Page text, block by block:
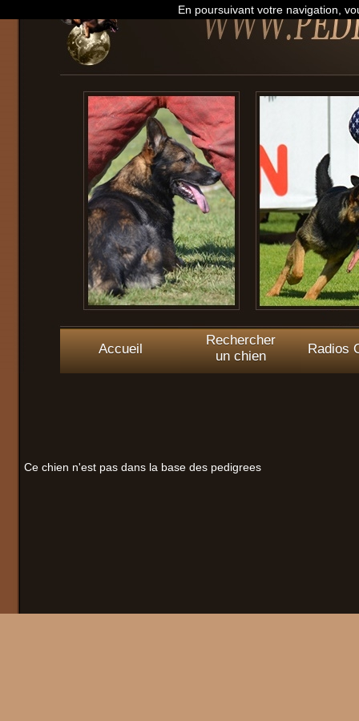
Accueil
Rechercher
un chien
Radios
Ce chien n'est pas dans la base des pedigrees
En poursuivant votre navigation,